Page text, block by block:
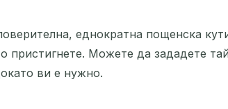
еднократна пощенска
пристигнете. Можете да зададете
ви е нужно.